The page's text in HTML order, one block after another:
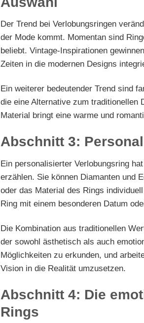
Der Trend bei Verlobungsringen
der Mode kommt. Momentan sind
beliebt. Vintage-Inspirationen
Zeiten in die modernen Designs
Ein weiterer bedeutender Trend sind
die eine Alternative zum traditionellen
Material bringt eine warme und
Abschnitt 3:
Ein personalisierter Verlobungsring
erzählen. Sie können Diamanten und
oder das Material des Rings
Ring mit einem besonderen Datum
Die Kombination aus traditionellen
der sowohl ästhetisch als auch
Möglichkeiten zu erkunden, und
Vision in die Realität umzusetzen.
Abschnitt 4: Die
Rings